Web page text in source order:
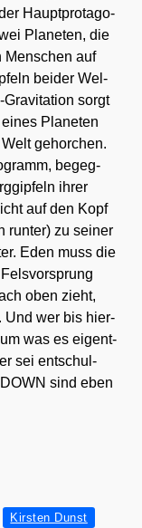
Haupt­prot­ago­
Pla­ne­ten, die
Men­schen auf
bei­der Wel­
sorgt
Pla­ne­ten
gehor­chen.
begeg­
ihrer
auf den Kopf
run­ter) zu sei­ner
Eden muss die
oben zieht,
Und wer bis hier­
was es eigent­
sei ent­schul­
sind eben
Kirsten Dunst